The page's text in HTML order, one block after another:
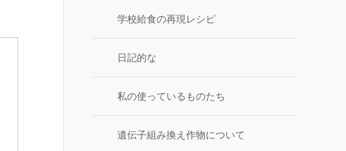
学校給食の再現レシピ
日記的な
私の使っているものたち
遺伝子組み換え作物について